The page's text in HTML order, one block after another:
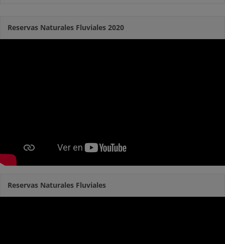
Reservas Naturales Fluviales 2020
Reservas Naturales Fluviales